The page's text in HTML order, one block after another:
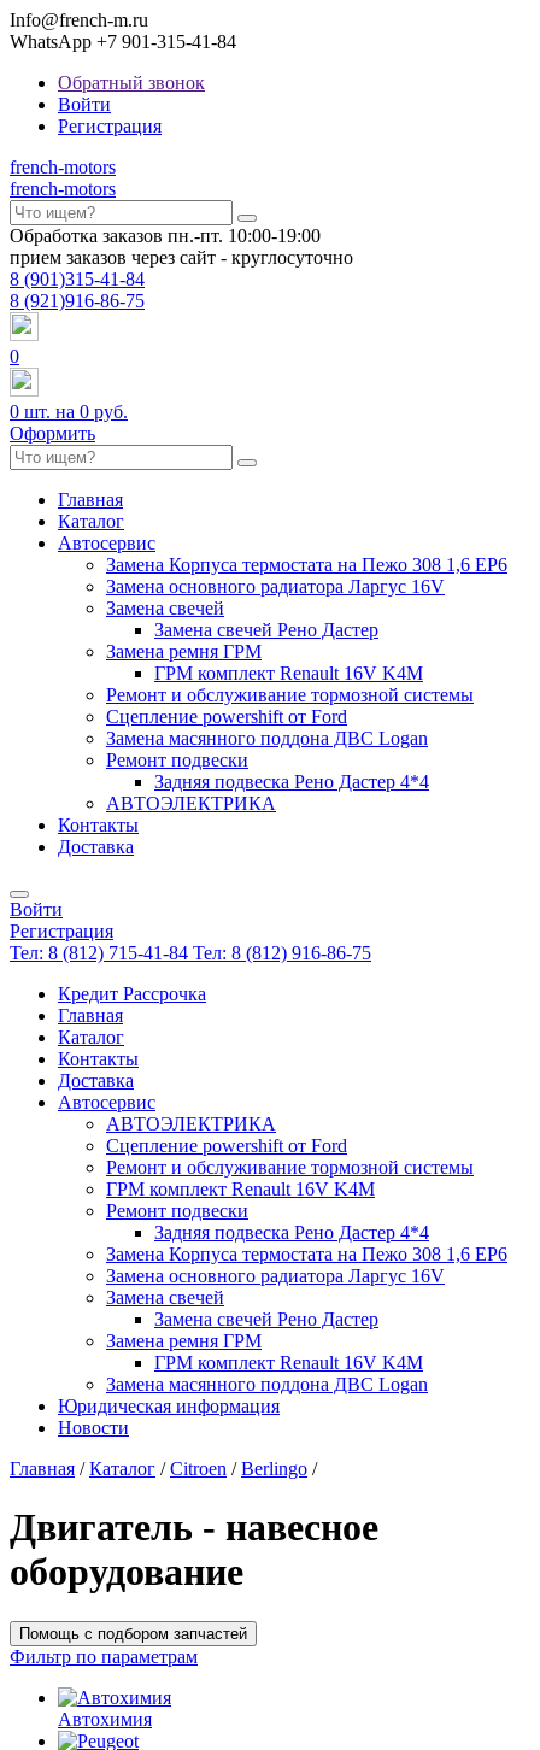
Info@french-m.ru
WhatsApp +7 901-315-41-84
Обратный звонок
Войти
Регистрация
french-motors
french-motors
Обработка заказов пн.-пт. 10:00-19:00
прием заказов через сайт - круглосуточно
8 (901)315-41-84
8 (921)916-86-75
0
0 шт. на 0 руб.
Оформить
Главная
Каталог
Автосервис
Замена Корпуса термостата на Пежо 308 1,6 EP6
Замена основного радиатора Ларгус 16V
Замена свечей
Замена свечей Рено Дастер
Замена ремня ГРМ
ГРМ комплект Renault 16V K4M
Ремонт и обслуживание тормозной системы
Сцепление powershift от Ford
Замена масянного поддона ДВС Logan
Ремонт подвески
Задняя подвеска Рено Дастер 4*4
АВТОЭЛЕКТРИКА
Контакты
Доставка
Войти
Регистрация
Тел: 8 (812) 715-41-84 Тел: 8 (812) 916-86-75
Кредит Рассрочка
Главная
Каталог
Контакты
Доставка
Автосервис
АВТОЭЛЕКТРИКА
Сцепление powershift от Ford
Ремонт и обслуживание тормозной системы
ГРМ комплект Renault 16V K4M
Ремонт подвески
Задняя подвеска Рено Дастер 4*4
Замена Корпуса термостата на Пежо 308 1,6 EP6
Замена основного радиатора Ларгус 16V
Замена свечей
Замена свечей Рено Дастер
Замена ремня ГРМ
ГРМ комплект Renault 16V K4M
Замена масянного поддона ДВС Logan
Юридическая информация
Новости
Главная / Каталог / Citroen / Berlingo /
Двигатель - навесное
оборудование
Помощь с подбором запчастей
Фильтр по параметрам
Автохимия